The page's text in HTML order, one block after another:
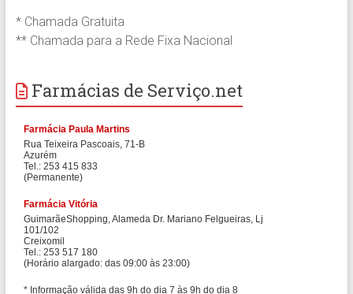
* Chamada Gratuita
** Chamada para a Rede Fixa Nacional
Farmácias de Serviço.net